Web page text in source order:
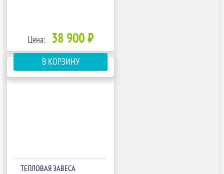
Цена: 38 900 ₽
В КОРЗИНУ
ТЕПЛОВАЯ ЗАВЕСА